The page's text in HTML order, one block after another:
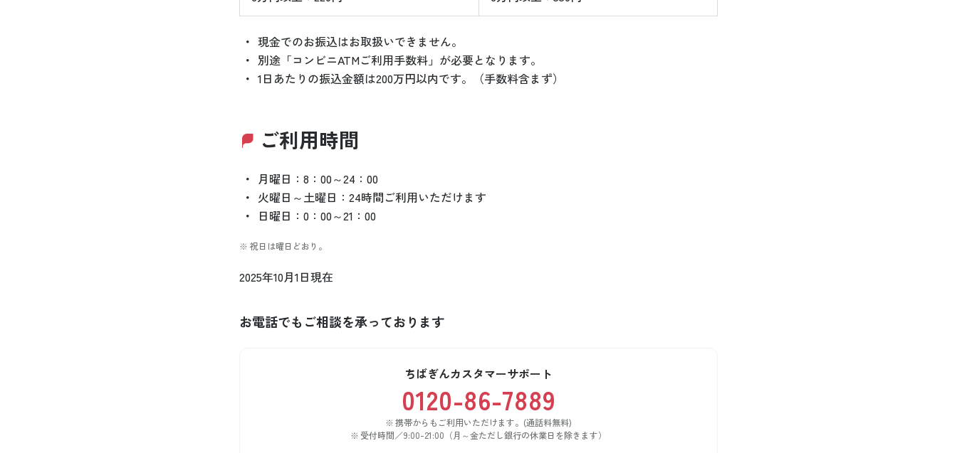
・ 現金でのお振込はお取扱いできません。
・ 別途「コンビニATMご利用手数料」が必要となります。
・ 1日あたりの振込金額は200万円以内です。（手数料含まず）
ご利用時間
・ 月曜日：8：00～24：00
・ 火曜日～土曜日：24時間ご利用いただけます
・
日曜日：0：00～21：00
※ 祝日は曜日どおり。
2025年10月1日現在
お電話でもご相談を承っております
ちばぎんカスタマーサポート
0120-86-7889
携帯からもご利用いただけます。(通話料無料)
受付時間／9:00-21:00（月～金ただし銀行の休業日を除きます）